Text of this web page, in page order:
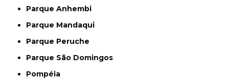
Parque Anhembi
Parque Mandaqui
Parque Peruche
Parque São Domingos
Pompéia